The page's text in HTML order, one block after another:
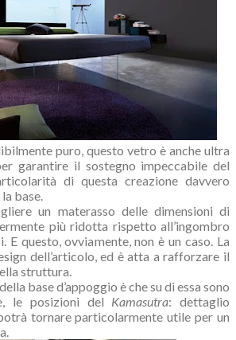
puro, questo vetro è anche ultra
garantire il sostegno impeccabile del
di questa creazione davvero
base.
un materasso delle dimensioni di
più ridotta rispetto all’ingombro
E questo, ovviamente, non è un caso. La
dell’articolo, ed è atta a rafforzare il
struttura.
base d’appoggio è che su di essa sono
le posizioni del Kamasutra: dettaglio
tornare particolarmente utile per un